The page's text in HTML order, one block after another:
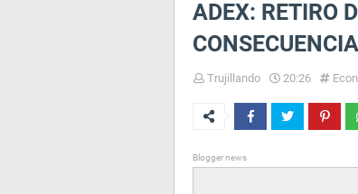
ADEX: RETIRO
Trujillando 20:26
Blogger news